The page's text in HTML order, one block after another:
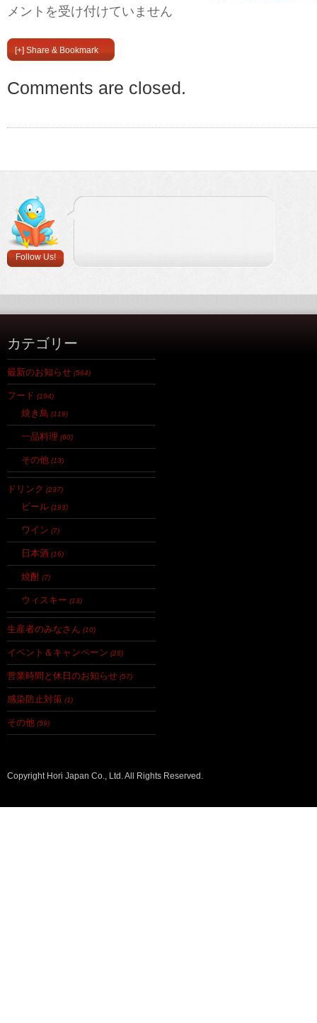
メントを受け付けていません
[+] Share & Bookmark
Comments are closed.
Follow Us!
カテゴリー
最新のお知らせ (564)
フード (194)
焼き鳥 (119)
一品料理 (60)
その他 (13)
ドリンク (237)
ビール (193)
ワイン (7)
日本酒 (16)
焼酎 (7)
ウィスキー (13)
生産者のみなさん (10)
イベント＆キャンペーン (28)
営業時間と休日のお知らせ (57)
感染防止対策 (1)
その他 (59)
Copyright Hori Japan Co., Ltd. All Rights Reserved.